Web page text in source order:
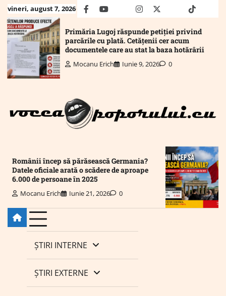
Skip
to
content
vineri, august 7, 2026 facebookyoutubeMailinstagram
twitter truthtiktok
Primăria Lugoj răspunde petiției privind
parcările cu plată. Cetățenii cer acum
documentele care au stat la baza hotărârii
Mocanu Erich Iunie 9, 2026 0
Românii încep să părăsească Germania?
Datele oficiale arată o scădere de aproape
6.000 de persoane în 2025
Mocanu Erich Iunie 21, 2026 0
ȘTIRI INTERNE
ȘTIRI EXTERNE